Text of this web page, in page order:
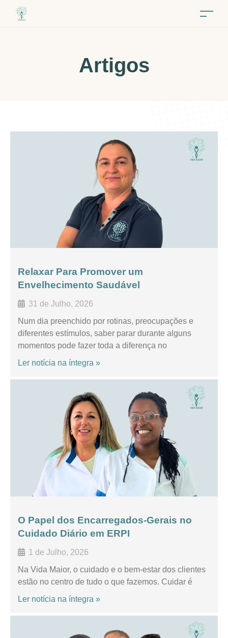
Artigos
Relaxar Para Promover um
Envelhecimento Saudável
31 de Julho, 2026
Num dia preenchido por rotinas, preocupações e
diferentes estímulos, saber parar durante alguns
momentos pode fazer toda a diferença no
Ler notícia na íntegra »
O Papel dos Encarregados-Gerais no
Cuidado Diário em ERPI
1 de Julho, 2026
Na Vida Maior, o cuidado e o bem-estar dos clientes
estão no centro de tudo o que fazemos. Cuidar é
Ler notícia na íntegra »